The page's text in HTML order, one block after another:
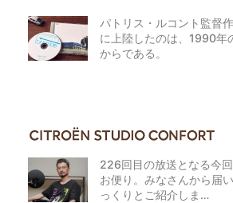
パトリス・ルコント監督
に上陸したのは、1990年
からである。
226回目の放送となる今
お便り。みなさんから届
っくりとご紹介しま…